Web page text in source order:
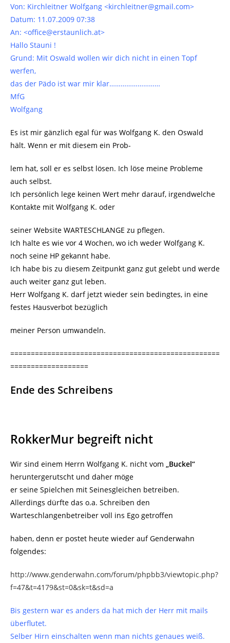
Von: Kirchleitner Wolfgang <kirchleitner@gmail.com>
Datum: 11.07.2009 07:38
An: <office@erstaunlich.at>
Hallo Stauni !
Grund: Mit Oswald wollen wir dich nicht in einen Topf
werfen,
das der Pädo ist war mir klar………………………
MfG
Wolfgang
Es ist mir gänzlich egal für was Wolfgang K. den Oswald
hält. Wenn er mit diesem ein Prob-
lem hat, soll er es selbst lösen. Ich löse meine Probleme
auch selbst.
Ich persönlich lege keinen Wert mehr darauf, irgendwelche
Kontakte mit Wolfgang K. oder
seiner Website WARTESCHLANGE zu pflegen.
Ich halte es wie vor 4 Wochen, wo ich weder Wolfgang K.
noch seine HP gekannt habe.
Ich habe bis zu diesem Zeitpunkt ganz gut gelebt und werde
auch weiter ganz gut leben.
Herr Wolfgang K. darf jetzt wieder sein bedingtes, in eine
festes Hausverbot bezüglich
meiner Person umwandeln.
===================================================
===================
Ende des Schreibens
RokkerMur begreift nicht
Wir sind einem Herrn Wolfgang K. nicht vom „Buckel“
heruntergerutscht und daher möge
er seine Spielchen mit Seinesgleichen betreiben.
Allerdings dürfte das o.a. Schreiben den
Warteschlangenbetreiber voll ins Ego getroffen
haben, denn er postet heute wieder auf Genderwahn
folgendes:
http://www.genderwahn.com/forum/phpbb3/viewtopic.php?
f=47&t=4179&st=0&sk=t&sd=a
Bis gestern war es anders da hat mich der Herr mit mails
überflutet.
Selber Hirn einschalten wenn man nichts genaues weiß.